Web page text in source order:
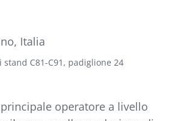
Italia
C81-C91, padiglione 24
operatore a livello